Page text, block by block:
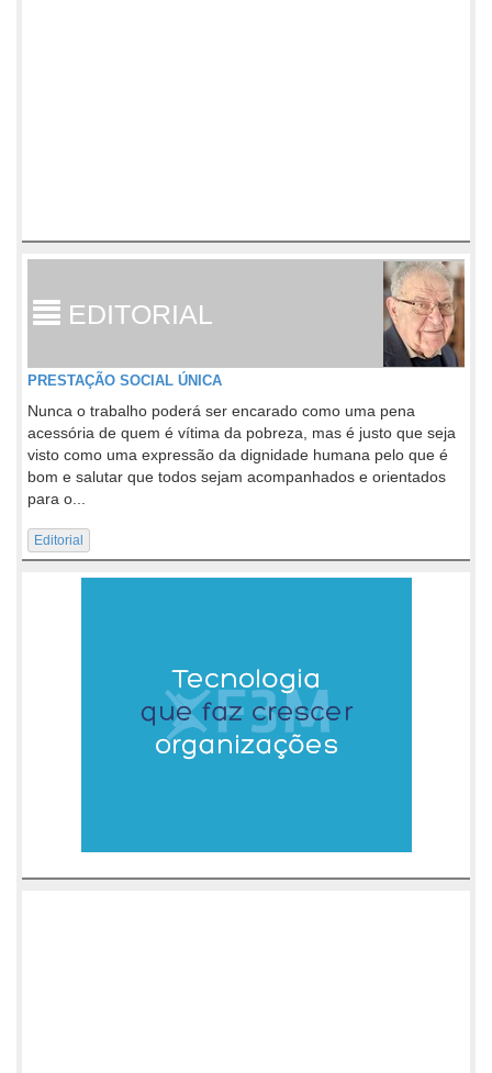
EDITORIAL
PRESTAÇÃO SOCIAL ÚNICA
Nunca o trabalho poderá ser encarado como uma pena
acessória de quem é vítima da pobreza, mas é justo que seja
visto como uma expressão da dignidade humana pelo que é
bom e salutar que todos sejam acompanhados e orientados
para o...
Editorial